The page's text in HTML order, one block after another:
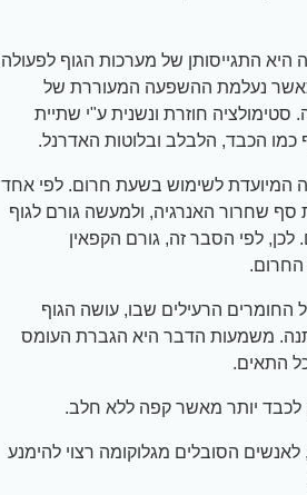
התגייסותן של מערכות הגוף לפעולה
נעלמת ההשפעה המעוררת של
חוזרת ונשנית ע"י שתיית
הכבד, הלבלב ובלוטות האדרנל.
המיועדת לשימוש בשעת חרום. לפי אחד
שחרור האנרגיה, ולמעשה גורם לגוף
לפי הסבר זה, גורם הקפאין
החרום.
הרעילים שבו, עושה הגוף
משמעות הדבר היא הגברת העומס
התאים.
לכבד יותר מאשר קפה ללא חלב.
לאנשים הסובלים מגלוקומה רצוי להימנע